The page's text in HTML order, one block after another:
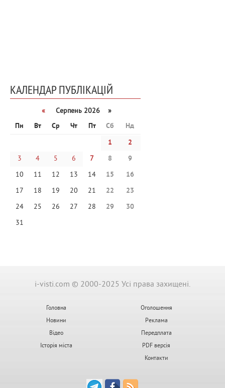
КАЛЕНДАР ПУБЛІКАЦІЙ
«
Серпень 2026 »
Пн
Вт Ср Чт Пт Сб
Нд
1
2
3
4 5 6 7 8
9
10
11 12 13 14 15
16
17
18 19 20 21 22
23
24
25 26 27 28 29
30
31
i-visti.com © 2000-2025 Усі права захищені.
Головна
Новини
Відео
Історія міста
Оголошення
Реклама
Передплата
PDF версія
Контакти